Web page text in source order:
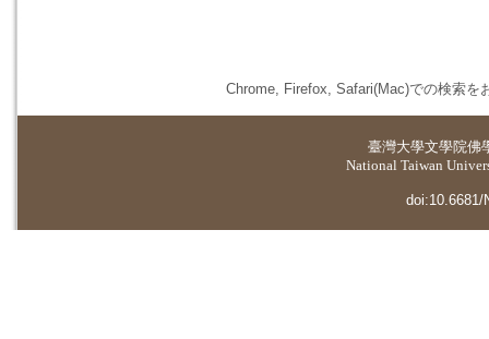
Chrome, Firefox, Safari(Mac)での検索を
臺灣大學文學院佛
National Taiwan
doi:10.6681/